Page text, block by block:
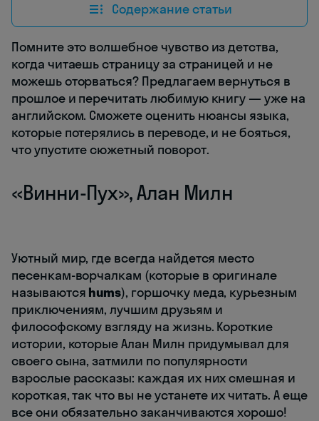
Содержание статьи
Помните это волшебное чувство из детства,
когда читаешь страницу за страницей и не
можешь оторваться? Предлагаем вернуться в
прошлое и перечитать любимую книгу — уже на
английском. Сможете оценить нюансы языка,
которые потерялись в переводе, и не бояться,
что упустите сюжетный поворот.
«Винни-Пух», Алан Милн
Уютный мир, где всегда найдется место
песенкам-ворчалкам (которые в оригинале
называются hums), горшочку меда, курьезным
приключениям, лучшим друзьям и
философскому взгляду на жизнь. Короткие
истории, которые Алан Милн придумывал для
своего сына, затмили по популярности
взрослые рассказы: каждая их них смешная и
короткая, так что вы не устанете их читать. А еще
все они обязательно заканчиваются хорошо!